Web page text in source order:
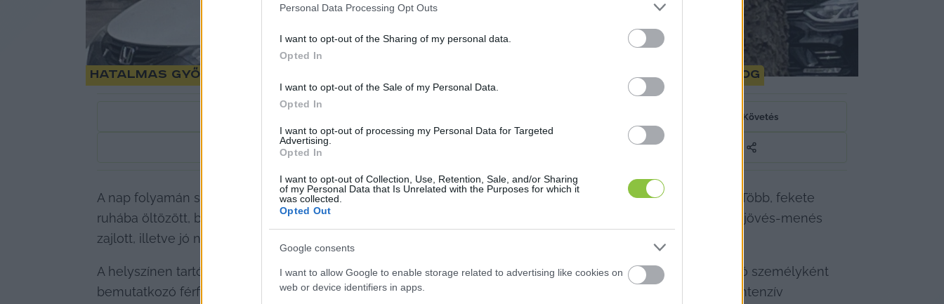
Personal Data Processing Opt Outs
I want to opt-out of the Sharing of my personal data.
Opted In
I want to opt-out of the Sale of my Personal Data.
Opted In
I want to opt-out of processing my Personal Data for Targeted
Advertising.
Opted In
I want to opt-out of Collection, Use, Retention, Sale, and/or Sharing
of my Personal Data that Is Unrelated with the Purposes for which it
was collected.
Opted Out
Google consents
I want to allow Google to enable storage related to advertising like cookies on
web or device identifiers in apps.
Hatalmas győzelemre számít a kecskeméti Fidesz, de félnek, hogy a Tisza csalni fog
Követés
perc
A nap folyamán szokatlan jelenetekre lehettek figyelmesek a kecskemétiek a Rákóczi úti Fidesz iroda előtt. Több, fekete
ruhába öltözött, biztonsági őrnek kinéző férfi tűnt fel az épület közelében, miközben a háttérben folyamatos jövés-menés
zajlott, illetve jó néhány kormánypárthoz köthető személy is felbukkant egy rövid időszakon belül.
A helyszínen tartózkodó fekete ruhás férfiak nem kívántak nyilatkozni, később azonban egy, a párthoz tartozó személyként
bemutatkozó férfi kilépett az épületből, és röviden válaszolt a kérdéseinkre. Elmondása szerint a háttérben intenzív